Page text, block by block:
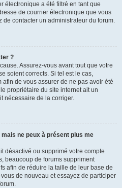
électronique a été filtré en tant que
de courrier électronique que vous
de contacter un administrateur du forum.
?
Assurez-vous avant tout que votre
soient corrects. Si tel est le cas,
de vous assurer de ne pas avoir été
propriétaire du site internet ait un
nécessaire de la corriger.
ne peux à présent plus me
désactivé ou supprimé votre compte
beaucoup de forums suppriment
afin de réduire la taille de leur base de
de nouveau et essayez de participer